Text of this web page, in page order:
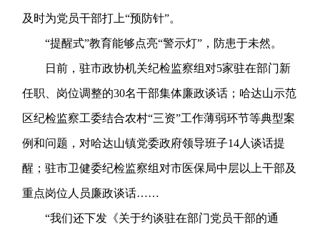
及时为党员干部打上“预防针”。
“提醒式”教育能够点亮“警示灯”，防患于未然。
日前，驻市政协机关纪检监察组对5家驻在部门新
任职、岗位调整的30名干部集体廉政谈话；哈达山示范
区纪检监察工委结合农村“三资”工作薄弱环节等典型案
例和问题，对哈达山镇党委政府领导班子14人谈话提
醒；驻市卫健委纪检监察组对市医保局中层以上干部及
重点岗位人员廉政谈话……
“我们还下发《关于约谈驻在部门党员干部的通